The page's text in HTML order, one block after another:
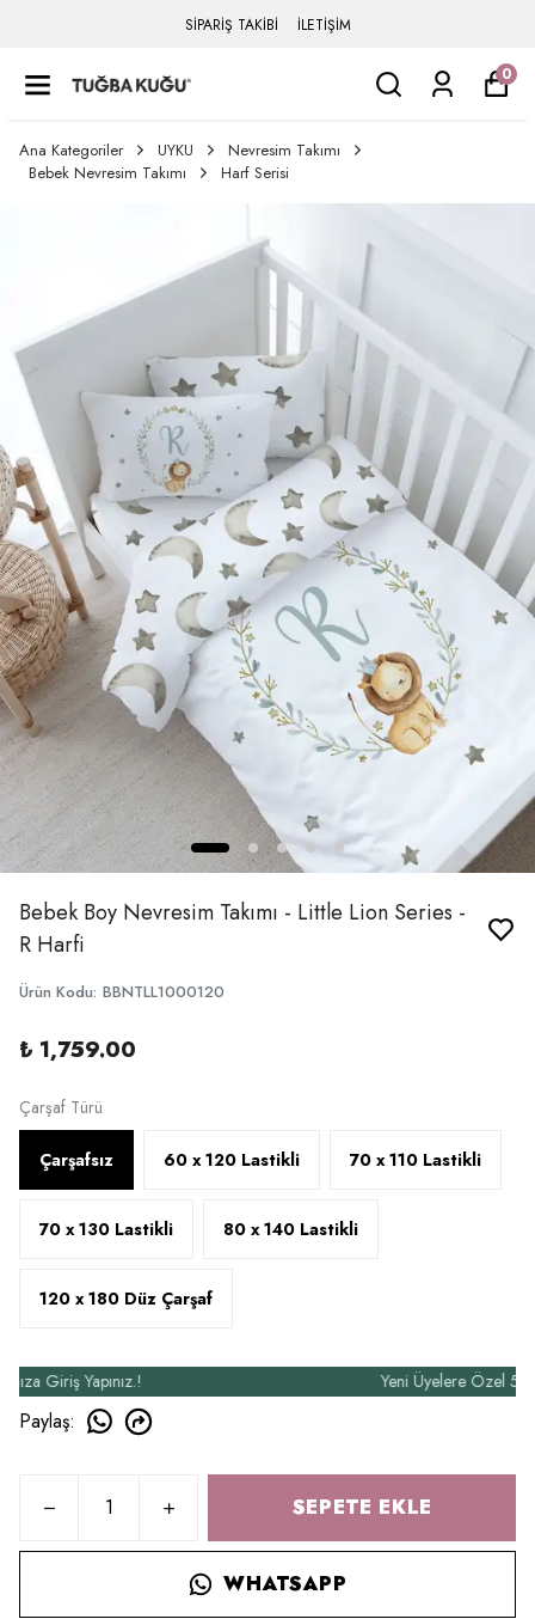
SİPARİŞ TAKİBİ İLETİŞİM
0
Ana Kategoriler UYKU
Nevresim Takımı
Bebek Nevresim Takımı
Harf Serisi
Bebek Boy Nevresim Takımı - Little Lion Series -
R Harfi
Ürün Kodu: BBNTLL1000120
₺ 1,759.00
Çarşaf Türü
Çarşafsız 60 x 120 Lastikli 70 x 110 Lastikli
70 x 130 Lastikli 80 x 140 Lastikli
120 x 180 Düz Çarşaf
Yapınız.! Yeni Üyelere Özel 50₺
Paylaş:
SEPETE EKLE
WHATSAPP